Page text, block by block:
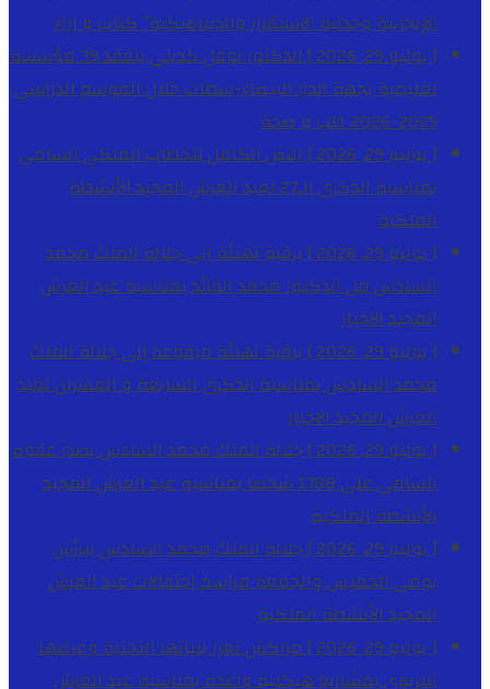
الإيجابية وجدلية الاستقرار والديناميكية”كتاب و اراء
[ يوليو 29, 2026 ]
الدكتور نوفل كديلي يتفقد 39 مؤسسة
تعليمية بجهة الدار البيضاء-سطات خلال الموسم الدراسي
2025-2026
طب و صحة
[ يوليو 29, 2026 ]
النص الكامل للخطاب الملكي السامي
بمناسبة الذكرى الـ27 لعيد العرش المجيد
الأنشطة
الملكية
[ يوليو 29, 2026 ]
برقية تهنئة الى جلالة الملك محمد
السادس من الدكتور محمد الفائد بمناسبة عيد العرش
المجيدالاخبار
[ يوليو 29, 2026 ]
برقية تهنئة مرفوعة إلى جلالة الملك
محمد السادس بمناسبة الذكرى السابعة و العشرين لعيد
العرش المجيدالاخبار
[ يوليو 29, 2026 ]
جلالة الملك محمد السادس يصدر عفوه
السامي على 1788 شخصا بمناسبة عيد العرش المجيد
الأنشطة الملكية
[ يوليو 29, 2026 ]
جلالة الملك محمد السادس يترأس
يومي الخميس والجمعة مراسم احتفالات عيد العرش
المجيدالأنشطة الملكية
[ يوليو 29, 2026 ]
مراكش تعزز بنياتها التحتية وعرضها
التربوي بمشاريع هيكلية واعدة بمناسبة عيد العرش